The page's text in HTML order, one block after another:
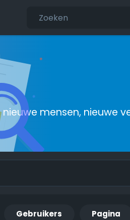
mensen, nieuwe
Gebruikers Pagina